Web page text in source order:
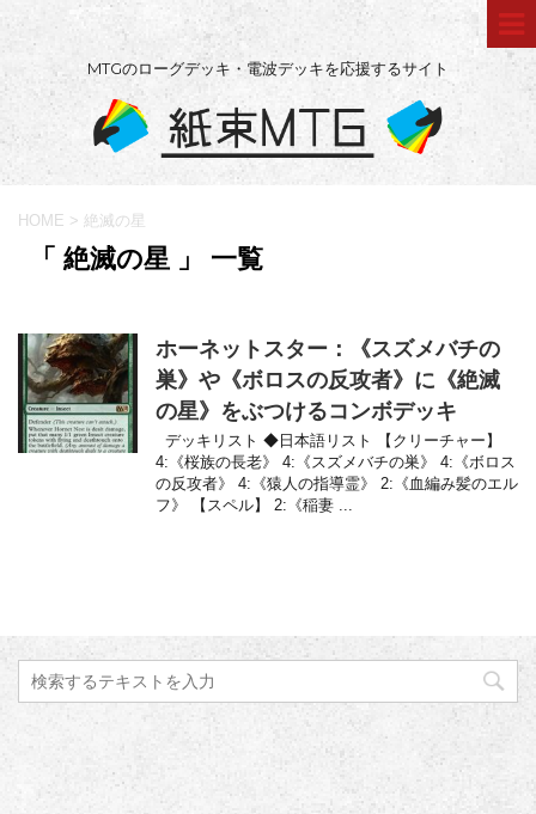
MTGのローグデッキ・電波デッキを応援するサイト
HOME > 絶滅の星
「 絶滅の星 」 一覧
ホーネットスター：《スズメバチの
巣》や《ボロスの反攻者》に《絶滅
の星》をぶつけるコンボデッキ
デッキリスト ◆日本語リスト 【クリーチャー】
4:《桜族の長老》 4:《スズメバチの巣》 4:《ボロス
の反攻者》 4:《猿人の指導霊》 2:《血編み髪のエル
フ》 【スペル】 2:《稲妻 ...